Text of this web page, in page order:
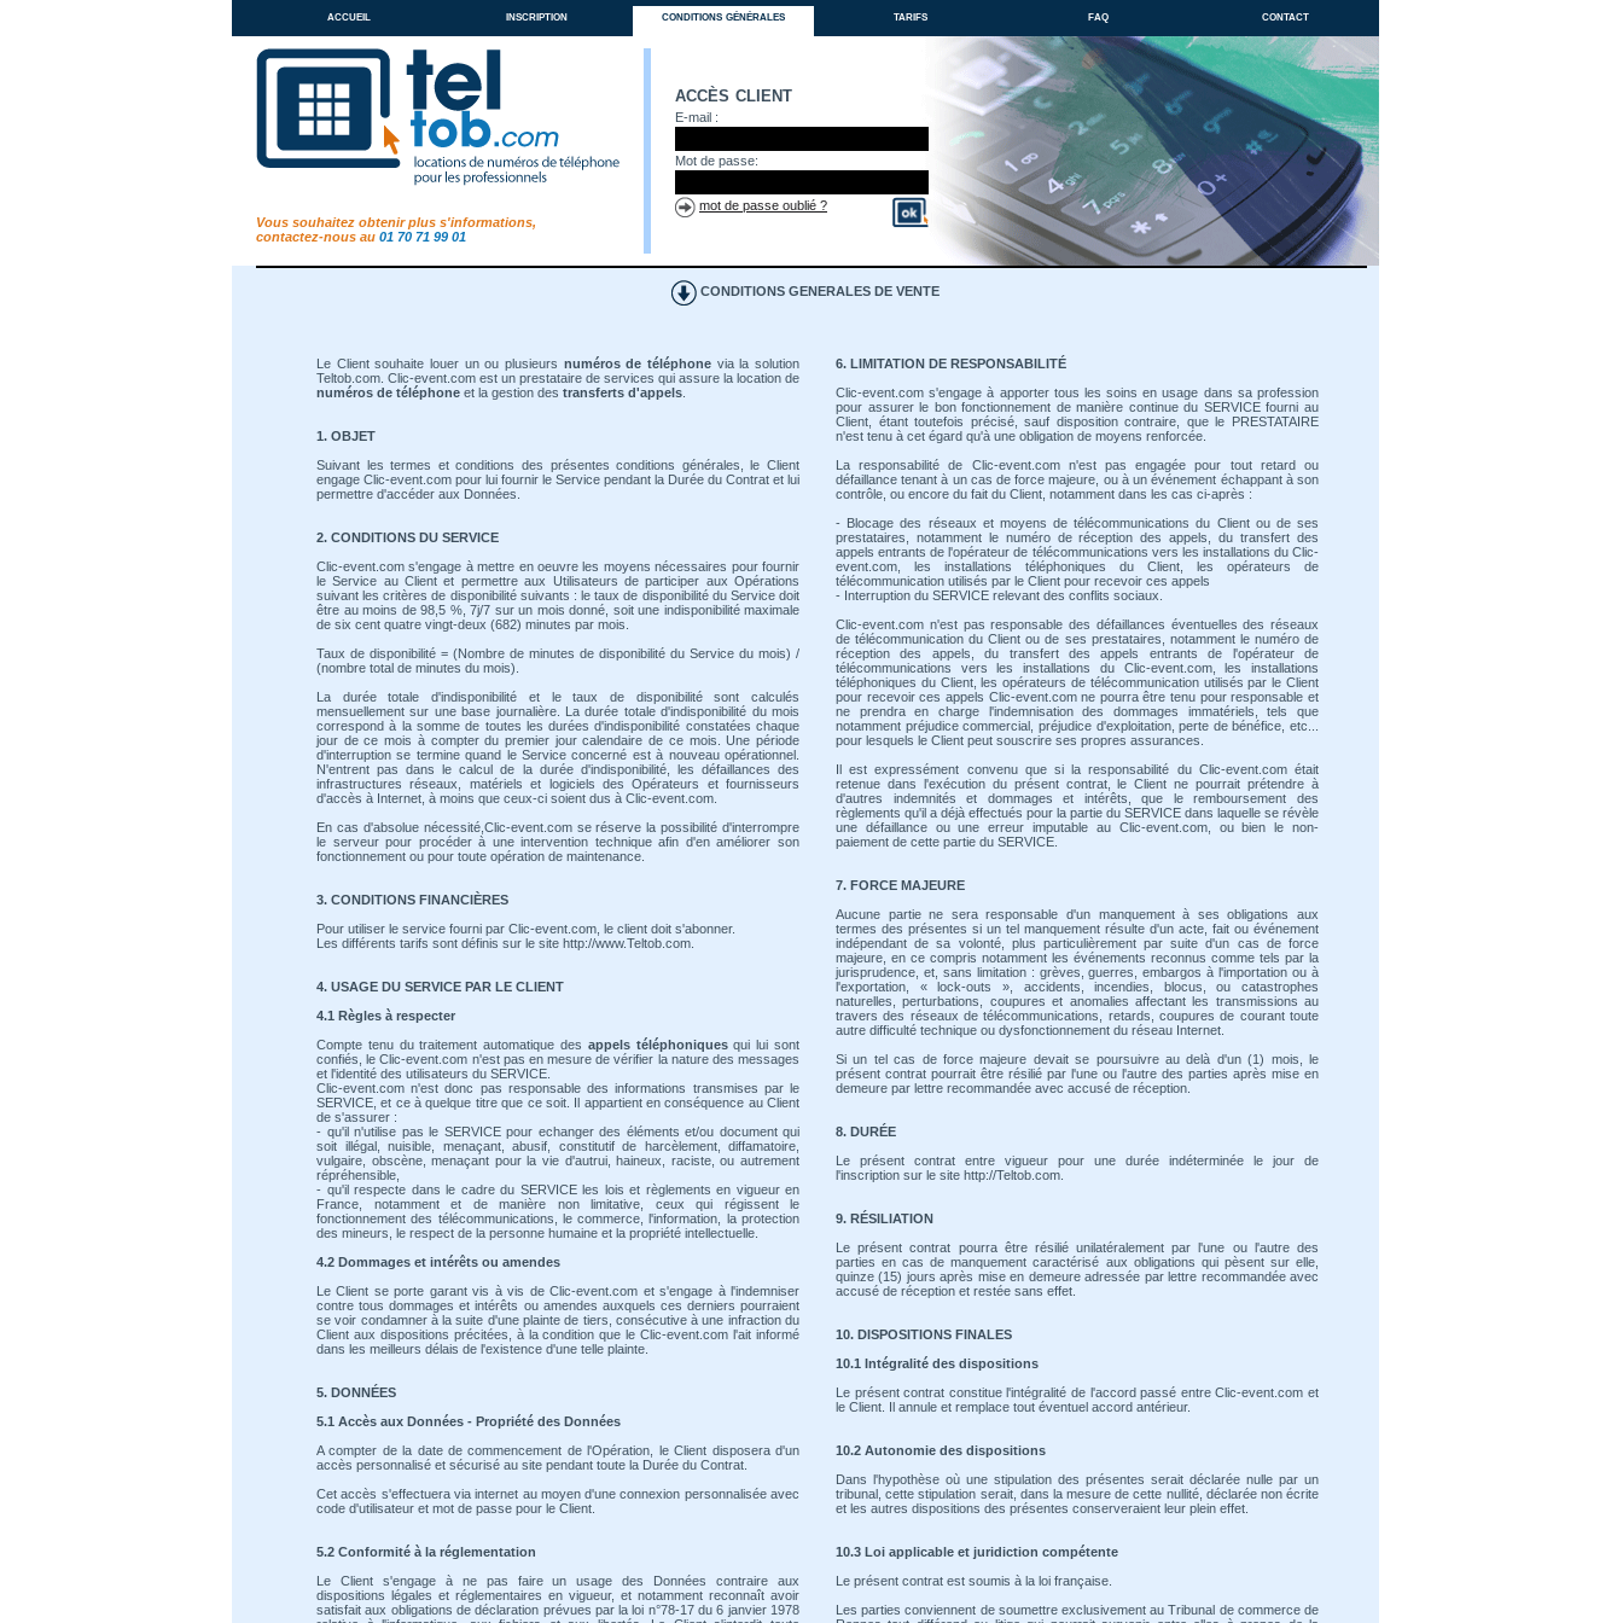
accueil inscription conditions générales tarifs faq contact
Vous souhaitez obtenir plus s'informations,
contactez-nous au 01 70 71 99 01
accès client
E-mail :
Mot de passe:
mot de passe oublié ?
CONDITIONS GENERALES DE VENTE
Le Client souhaite louer un ou plusieurs numéros de téléphone via la solution
Teltob.com. Clic-event.com est un prestataire de services qui assure la location de
numéros de téléphone et la gestion des transferts d'appels
1. OBJET
Suivant les termes et conditions des présentes conditions générales, le Client
engage Clic-event.com pour lui fournir le Service pendant la Durée du Contrat et lui
permettre d'accéder aux Données.
2. CONDITIONS DU SERVICE
Clic-event.com s'engage à mettre en oeuvre les moyens nécessaires pour fournir
le Service au Client et permettre aux Utilisateurs de participer aux Opérations
suivant les critères de disponibilité suivants : le taux de disponibilité du Service doit
être au moins de 98,5 %, 7j/7 sur un mois donné, soit une indisponibilité maximale
de six cent quatre vingt-deux (682) minutes par mois.
Taux de disponibilité = (Nombre de minutes de disponibilité du Service du mois) /
(nombre total de minutes du mois).
La durée totale d'indisponibilité et le taux de disponibilité sont calculés
mensuellement sur une base journalière. La durée totale d'indisponibilité du mois
correspond à la somme de toutes les durées d'indisponibilité constatées chaque
jour de ce mois à compter du premier jour calendaire de ce mois. Une période
d'interruption se termine quand le Service concerné est à nouveau opérationnel.
N'entrent pas dans le calcul de la durée d'indisponibilité, les défaillances des
infrastructures réseaux, matériels et logiciels des Opérateurs et fournisseurs
d'accès à Internet, à moins que ceux-ci soient dus à Clic-event.com.
En cas d'absolue nécessité,Clic-event.com se réserve la possibilité d'interrompre
le serveur pour procéder à une intervention technique afin d'en améliorer son
fonctionnement ou pour toute opération de maintenance.
3. CONDITIONS FINANCIÈRES
Pour utiliser le service fourni par Clic-event.com, le client doit s'abonner.
Les différents tarifs sont définis sur le site http://www.Teltob.com.
4. USAGE DU SERVICE PAR LE CLIENT
4.1 Règles à respecter
Compte tenu du traitement automatique des appels téléphoniquesqui lui sont
confiés, le Clic-event.com n'est pas en mesure de vérifier la nature des messages
et l'identité des utilisateurs du SERVICE.
Clic-event.com n'est donc pas responsable des informations transmises par le
SERVICE, et ce à quelque titre que ce soit. Il appartient en conséquence au Client
de s'assurer :
- qu'il n'utilise pas le SERVICE pour echanger des éléments et/ou document qui
soit illégal, nuisible, menaçant, abusif, constitutif de harcèlement, diffamatoire,
vulgaire, obscène, menaçant pour la vie d'autrui, haineux, raciste, ou autrement
répréhensible,
- qu'il respecte dans le cadre du SERVICE les lois et règlements en vigueur en
France, notamment et de manière non limitative, ceux qui régissent le
fonctionnement des télécommunications, le commerce, l'information, la protection
des mineurs, le respect de la personne humaine et la propriété intellectuelle.
4.2 Dommages et intérêts ou amendes
Le Client se porte garant vis à vis de Clic-event.com et s'engage à l'indemniser
contre tous dommages et intérêts ou amendes auxquels ces derniers pourraient
se voir condamner à la suite d'une plainte de tiers, consécutive à une infraction du
Client aux dispositions précitées, à la condition que le Clic-event.com l'ait informé
dans les meilleurs délais de l'existence d'une telle plainte.
5. DONNÉES
5.1 Accès aux Données - Propriété des Données
A compter de la date de commencement de l'Opération, le Client disposera d'un
accès personnalisé et sécurisé au site pendant toute la Durée du Contrat.
Cet accès s'effectuera via internet au moyen d'une connexion personnalisée avec
code d'utilisateur et mot de passe pour le Client.
5.2 Conformité à la réglementation
Le Client s'engage à ne pas faire un usage des Données contraire aux
dispositions légales et réglementaires en vigueur, et notamment reconnaît avoir
satisfait aux obligations de déclaration prévues par la loi n°78-17 du 6 janvier 1978
6. LIMITATION DE RESPONSABILITÉ
Clic-event.com s'engage à apporter tous les soins en usage dans sa profession
pour assurer le bon fonctionnement de manière continue du SERVICE fourni au
Client, étant toutefois précisé, sauf disposition contraire, que le PRESTATAIRE
n'est tenu à cet égard qu'à une obligation de moyens renforcée.
La responsabilité de Clic-event.com n'est pas engagée pour tout retard ou
défaillance tenant à un cas de force majeure, ou à un événement échappant à son
contrôle, ou encore du fait du Client, notamment dans les cas ci-après :
- Blocage des réseaux et moyens de télécommunications du Client ou de ses
prestataires, notamment le numéro de réception des appels, du transfert des
appels entrants de l'opérateur de télécommunications vers les installations du Clic-
event.com, les installations téléphoniques du Client, les opérateurs de
télécommunication utilisés par le Client pour recevoir ces appels
- Interruption du SERVICE relevant des conflits sociaux.
Clic-event.com n'est pas responsable des défaillances éventuelles des réseaux
de télécommunication du Client ou de ses prestataires, notamment le numéro de
réception des appels, du transfert des appels entrants de l'opérateur de
télécommunications vers les installations du Clic-event.com, les installations
téléphoniques du Client, les opérateurs de télécommunication utilisés par le Client
pour recevoir ces appels Clic-event.com ne pourra être tenu pour responsable et
ne prendra en charge l'indemnisation des dommages immatériels, tels que
notamment préjudice commercial, préjudice d'exploitation, perte de bénéfice, etc...
pour lesquels le Client peut souscrire ses propres assurances.
Il est expressément convenu que si la responsabilité du Clic-event.com était
retenue dans l'exécution du présent contrat, le Client ne pourrait prétendre à
d'autres indemnités et dommages et intérêts, que le remboursement des
règlements qu'il a déjà effectués pour la partie du SERVICE dans laquelle se révèle
une défaillance ou une erreur imputable au Clic-event.com, ou bien le non-
paiement de cette partie du SERVICE.
7. FORCE MAJEURE
Aucune partie ne sera responsable d'un manquement à ses obligations aux
termes des présentes si un tel manquement résulte d'un acte, fait ou événement
indépendant de sa volonté, plus particulièrement par suite d'un cas de force
majeure, en ce compris notamment les événements reconnus comme tels par la
jurisprudence, et, sans limitation : grèves, guerres, embargos à l'importation ou à
l'exportation, « lock-outs », accidents, incendies, blocus, ou catastrophes
naturelles, perturbations, coupures et anomalies affectant les transmissions au
travers des réseaux de télécommunications, retards, coupures de courant toute
autre difficulté technique ou dysfonctionnement du réseau Internet.
Si un tel cas de force majeure devait se poursuivre au delà d'un (1) mois, le
présent contrat pourrait être résilié par l'une ou l'autre des parties après mise en
demeure par lettre recommandée avec accusé de réception.
8. DURÉE
Le présent contrat entre vigueur pour une durée indéterminée le jour de
l'inscription sur le site http://Teltob.com.
9. RÉSILIATION
Le présent contrat pourra être résilié unilatéralement par l'une ou l'autre des
parties en cas de manquement caractérisé aux obligations qui pèsent sur elle,
quinze (15) jours après mise en demeure adressée par lettre recommandée avec
accusé de réception et restée sans effet.
10. DISPOSITIONS FINALES
10.1 Intégralité des dispositions
Le présent contrat constitue l'intégralité de l'accord passé entre Clic-event.com et
le Client. Il annule et remplace tout éventuel accord antérieur.
10.2 Autonomie des dispositions
Dans l'hypothèse où une stipulation des présentes serait déclarée nulle par un
tribunal, cette stipulation serait, dans la mesure de cette nullité, déclarée non écrite
et les autres dispositions des présentes conserveraient leur plein effet.
10.3 Loi applicable et juridiction compétente
Le présent contrat est soumis à la loi française.
Les parties conviennent de soumettre exclusivement au Tribunal de commerce de